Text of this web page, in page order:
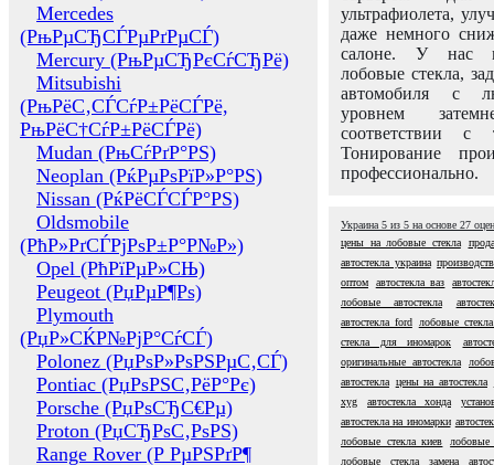
Mercedes
(РњРµСЂСЃРµРґРµСЃ)
Mercury (РњРµСЂРєСѓСЂРё)
Mitsubishi
(РњРёС‚СЃСѓР±РёСЃРё,
РњРёС†СѓР±РёСЃРё)
Mudan (РњСѓРґР°РЅ)
Neoplan (РќРµРѕРїР»Р°РЅ)
Nissan (РќРёСЃСЃР°РЅ)
Oldsmobile
(РћР»РґСЃРјРѕР±Р°Р№Р»)
Opel (РћРїРµР»СЊ)
Peugeot (РџРµР¶Рѕ)
Plymouth
(РџР»СЌР№РјР°СѓСЃ)
Polonez (РџРѕР»РѕРЅРµС‚СЃ)
Pontiac (РџРѕРЅС‚РёР°Рє)
Porsche (РџРѕСЂС€Рµ)
Proton (РџСЂРѕС‚РѕРЅ)
Range Rover (Р РµРЅРґР¶
ультрафиолета,
даже немного
салоне. У нас
лобовые стекла,
автомобиля с
уровнем
соответствии с
Тонирование
профессионально.
Украина 5 из 5 на основе 27
цены на лобовые стекла
автостекла украина
оптом
автостекла ваз
лобовые автостекла
автостекла ford
лобовые
стекла для иномарок
оригинальные автостекла
автостекла цены на автостекла
xyg
автостекла хонда
автостекла на иномарки
лобовые стекла киев
лобовые стекла
замена